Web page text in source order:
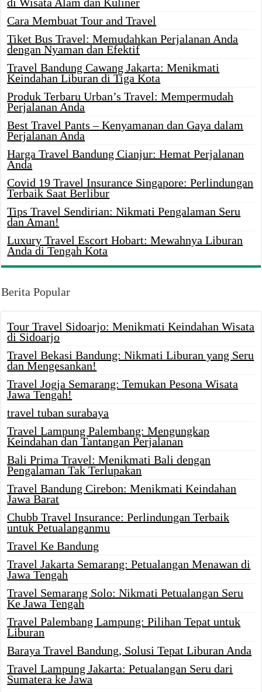
Cara Membuat Tour and Travel
Tiket Bus Travel: Memudahkan Perjalanan Anda
dengan Nyaman dan Efektif
Travel Bandung Cawang Jakarta: Menikmati
Keindahan Liburan di Tiga Kota
Produk Terbaru Urban’s Travel: Mempermudah
Perjalanan Anda
Best Travel Pants – Kenyamanan dan Gaya dalam
Perjalanan Anda
Harga Travel Bandung Cianjur: Hemat Perjalanan
Anda
Covid 19 Travel Insurance Singapore: Perlindungan
Terbaik Saat Berlibur
Tips Travel Sendirian: Nikmati Pengalaman Seru
dan Aman!
Luxury Travel Escort Hobart: Mewahnya Liburan
Anda di Tengah Kota
Berita Popular
Tour Travel Sidoarjo: Menikmati Keindahan Wisata
di Sidoarjo
Travel Bekasi Bandung: Nikmati Liburan yang Seru
dan Mengesankan!
Travel Jogja Semarang: Temukan Pesona Wisata
Jawa Tengah!
travel tuban surabaya
Travel Lampung Palembang: Mengungkap
Keindahan dan Tantangan Perjalanan
Bali Prima Travel: Menikmati Bali dengan
Pengalaman Tak Terlupakan
Travel Bandung Cirebon: Menikmati Keindahan
Jawa Barat
Chubb Travel Insurance: Perlindungan Terbaik
untuk Petualanganmu
Travel Ke Bandung
Travel Jakarta Semarang: Petualangan Menawan di
Jawa Tengah
Travel Semarang Solo: Nikmati Petualangan Seru
Ke Jawa Tengah
Travel Palembang Lampung: Pilihan Tepat untuk
Liburan
Baraya Travel Bandung, Solusi Tepat Liburan Anda
Travel Lampung Jakarta: Petualangan Seru dari
Sumatera ke Jawa